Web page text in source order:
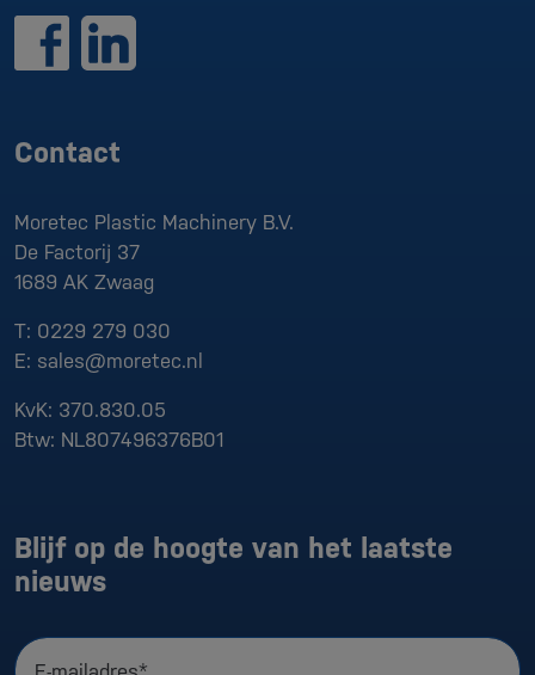
Contact
Moretec Plastic Machinery B.V.
De Factorij 37
1689 AK Zwaag
T: 0229 279 030
E: sales@moretec.nl
KvK: 370.830.05
Btw: NL807496376B01
Blijf op de hoogte van het laatste
nieuws